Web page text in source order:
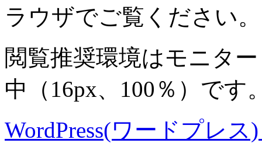
ラウザでご覧ください。
閲覧推奨環境はモニター
中
（16px、100％）です
WordPress(ワードプレス)